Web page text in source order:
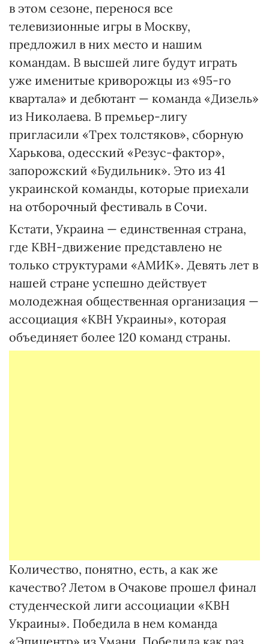
в этом сезоне, перенося все
телевизионные игры в Москву,
предложил в них место и нашим
командам. В высшей лиге будут играть
уже именитые криворожцы из «95-го
квартала» и дебютант — команда «Дизель»
из Николаева. В премьер-лигу
пригласили «Трех толстяков», сборную
Харькова, одесский «Резус-фактор»,
запорожский «Будильник». Это из 41
украинской команды, которые приехали
на отборочный фестиваль в Сочи.
Кстати, Украина — единственная страна,
где КВН-движение представлено не
только структурами «АМИК». Девять лет в
нашей стране успешно действует
молодежная общественная организация —
ассоциация «КВН Украины», которая
объединяет более 120 команд страны.
Количество, понятно, есть, а как же
качество? Летом в Очакове прошел финал
студенческой лиги ассоциации «КВН
Украины». Победила в нем команда